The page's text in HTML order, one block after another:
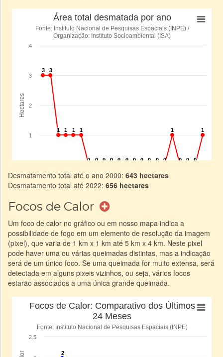
Desmatamento total até o ano 2000: 643 hectares
Desmatamento total até 2022: 656 hectares
Focos de Calor
Um foco de calor no gráfico ou em nosso mapa indica a
possibilidade de fogo em um elemento de resolução da imagem
(pixel), que varia de 1 km x 1 km até 5 km x 4 km. Neste pixel
pode haver uma ou várias queimadas distintas, mas a indicação
será de um único foco. Se uma queimada for muito extensa, será
detectada em alguns pixeis vizinhos, ou seja, vários focos
estarão associados a uma única grande queimada.